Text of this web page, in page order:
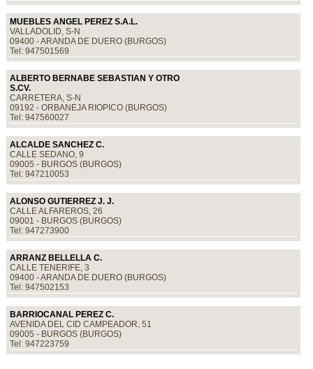
MUEBLES ANGEL PEREZ S.A.L.
VALLADOLID, S-N
09400 - ARANDA DE DUERO (BURGOS)
Tel: 947501569
ALBERTO BERNABE SEBASTIAN Y OTRO
S.CV.
CARRETERA, S-N
09192 - ORBANEJA RIOPICO (BURGOS)
Tel: 947560027
ALCALDE SANCHEZ C.
CALLE SEDANO, 9
09005 - BURGOS (BURGOS)
Tel: 947210053
ALONSO GUTIERREZ J. J.
CALLE ALFAREROS, 26
09001 - BURGOS (BURGOS)
Tel: 947273900
ARRANZ BELLELLA C.
CALLE TENERIFE, 3
09400 - ARANDA DE DUERO (BURGOS)
Tel: 947502153
BARRIOCANAL PEREZ C.
AVENIDA DEL CID CAMPEADOR, 51
09005 - BURGOS (BURGOS)
Tel: 947223759